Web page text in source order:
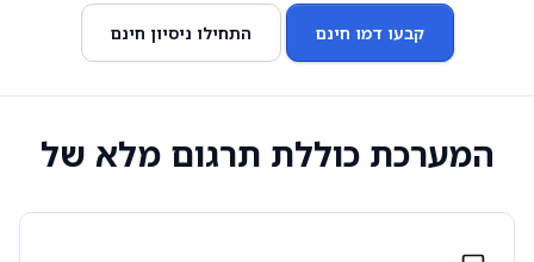
קבעו דמו חינם התחילו ניסיון חינם
המערכת כוללת תרגום מלא של